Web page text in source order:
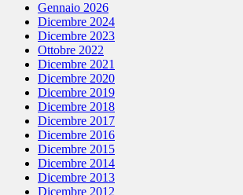
Gennaio 2026
Dicembre 2024
Dicembre 2023
Ottobre 2022
Dicembre 2021
Dicembre 2020
Dicembre 2019
Dicembre 2018
Dicembre 2017
Dicembre 2016
Dicembre 2015
Dicembre 2014
Dicembre 2013
Dicembre 2012